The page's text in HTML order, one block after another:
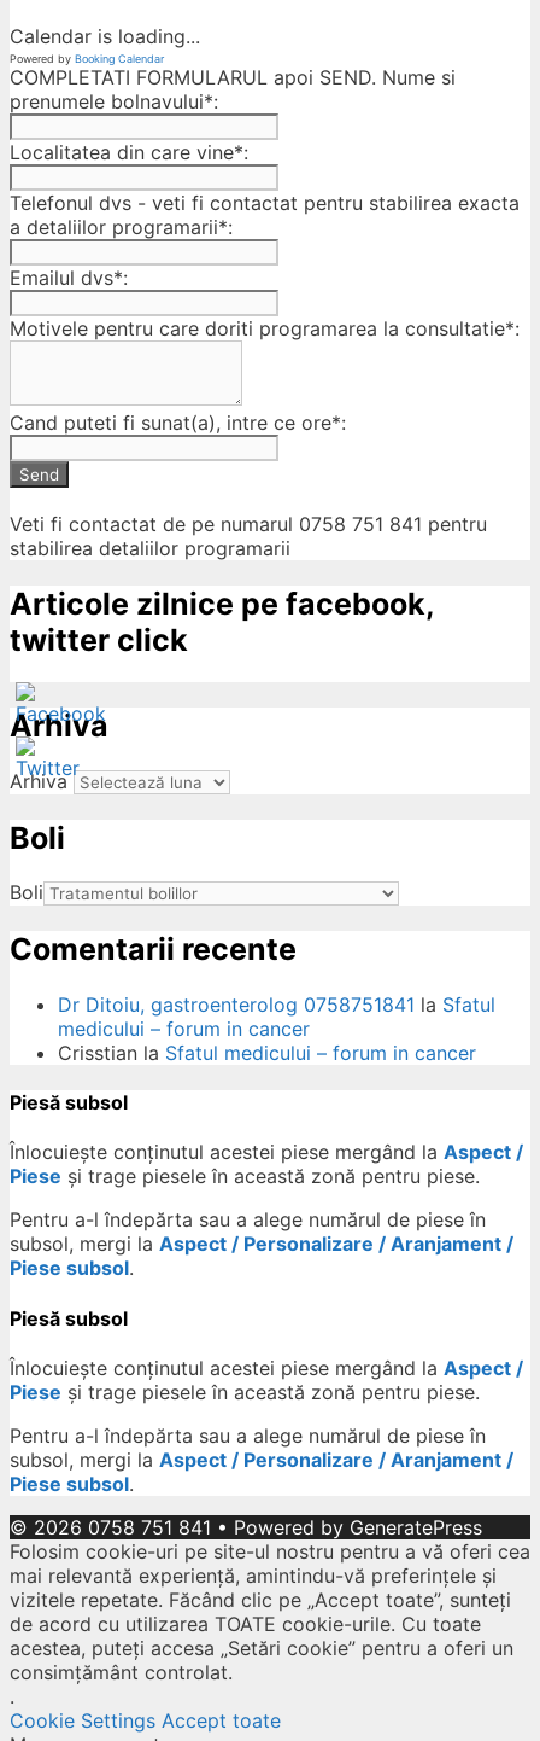
Calendar is loading...
Powered by Booking Calendar
COMPLETATI FORMULARUL apoi SEND. Nume si
prenumele bolnavului*:
Localitatea din care vine*:
Telefonul dvs - veti fi contactat pentru stabilirea exacta
a detaliilor programarii*:
Emailul dvs*:
Motivele pentru care doriti programarea la consultatie*:
Cand puteti fi sunat(a), intre ce ore*:
Send
Veti fi contactat de pe numarul 0758 751 841 pentru
stabilirea detaliilor programarii
Articole zilnice pe facebook,
twitter click
Arhiva
Arhiva
Boli
Boli
Comentarii recente
Dr Ditoiu, gastroenterolog 0758751841 la Sfatul
medicului – forum in cancer
Crisstian la Sfatul medicului – forum in cancer
Piesă subsol
Înlocuiește conținutul acestei piese mergând la Aspect /
Piese și trage piesele în această zonă pentru piese.
Pentru a-l îndepărta sau a alege numărul de piese în
subsol, mergi la Aspect / Personalizare / Aranjament /
Piese subsol.
Piesă subsol
Înlocuiește conținutul acestei piese mergând la Aspect /
Piese și trage piesele în această zonă pentru piese.
Pentru a-l îndepărta sau a alege numărul de piese în
subsol, mergi la Aspect / Personalizare / Aranjament /
Piese subsol.
© 2026 0758 751 841 • Powered by GeneratePress
Folosim cookie-uri pe site-ul nostru pentru a vă oferi cea
mai relevantă experiență, amintindu-vă preferințele și
vizitele repetate. Făcând clic pe „Accept toate”, sunteți
de acord cu utilizarea TOATE cookie-urile. Cu toate
acestea, puteți accesa „Setări cookie” pentru a oferi un
consimțământ controlat.
.
Cookie Settings Accept toate